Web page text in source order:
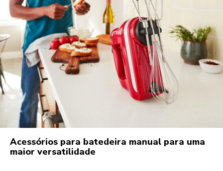
Acessórios para batedeira manual para uma
maior versatilidade